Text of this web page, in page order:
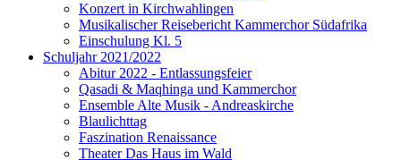
Konzert in Kirchwahlingen
Musikalischer Reisebericht Kammerchor Südafrika
Einschulung Kl. 5
Schuljahr 2021/2022
Abitur 2022 - Entlassungsfeier
Qasadi & Maqhinga und Kammerchor
Ensemble Alte Musik - Andreaskirche
Blaulichttag
Faszination Renaissance
Theater Das Haus im Wald